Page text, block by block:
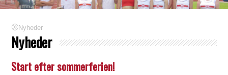
Nyheder
Nyheder
Start efter sommerferien!